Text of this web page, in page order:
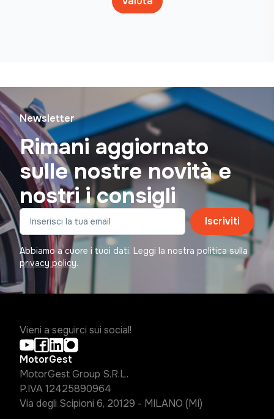
Newsletter
Rimani aggiornato
sulle nostre novità e
nostri i consigli
Iscriviti
Abbiamo a cuore i tuoi dati. Leggi la nostra politica sulla
privacy policy.
Vieni a seguirci sui social!
MotorGest
MotorGest Group S.R.L.
P.IVA 12425890964
Via degli Scipioni 6, 20129 - MILANO (MI)